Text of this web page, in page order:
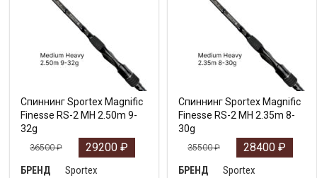
Спиннинг Sportex Magnific
Finesse RS-2 MH 2.50m 9-
32g
36500₽ 29200 ₽
БРЕНД
Sportex
Спиннинг Sportex Magnific
Finesse RS-2 MH 2.35m 8-
30g
35500₽ 28400 ₽
БРЕНД
Sportex